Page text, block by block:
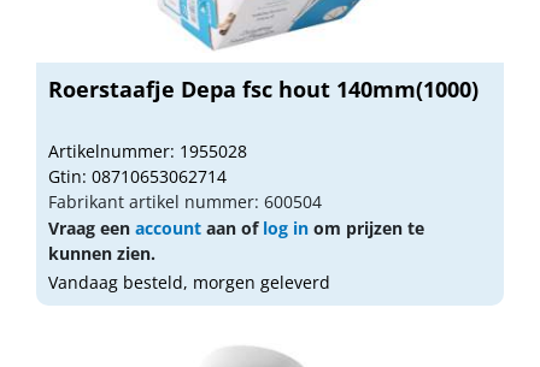
Roerstaafje Depa fsc hout 140mm(1000)
Artikelnummer: 1955028
Gtin: 08710653062714
Fabrikant artikel nummer: 600504
Vraag een account aan of log in om prijzen te
kunnen zien.
Vandaag besteld, morgen geleverd